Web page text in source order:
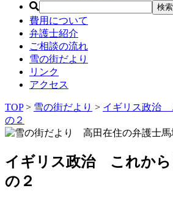
費用について
弁護士紹介
ご相談の流れ
雪の街だより
リンク
アクセス
TOP> 雪の街だより > イギリス政治
の２
イギリス政治 これから
の２